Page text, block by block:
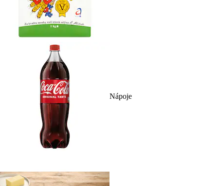
Nápoje